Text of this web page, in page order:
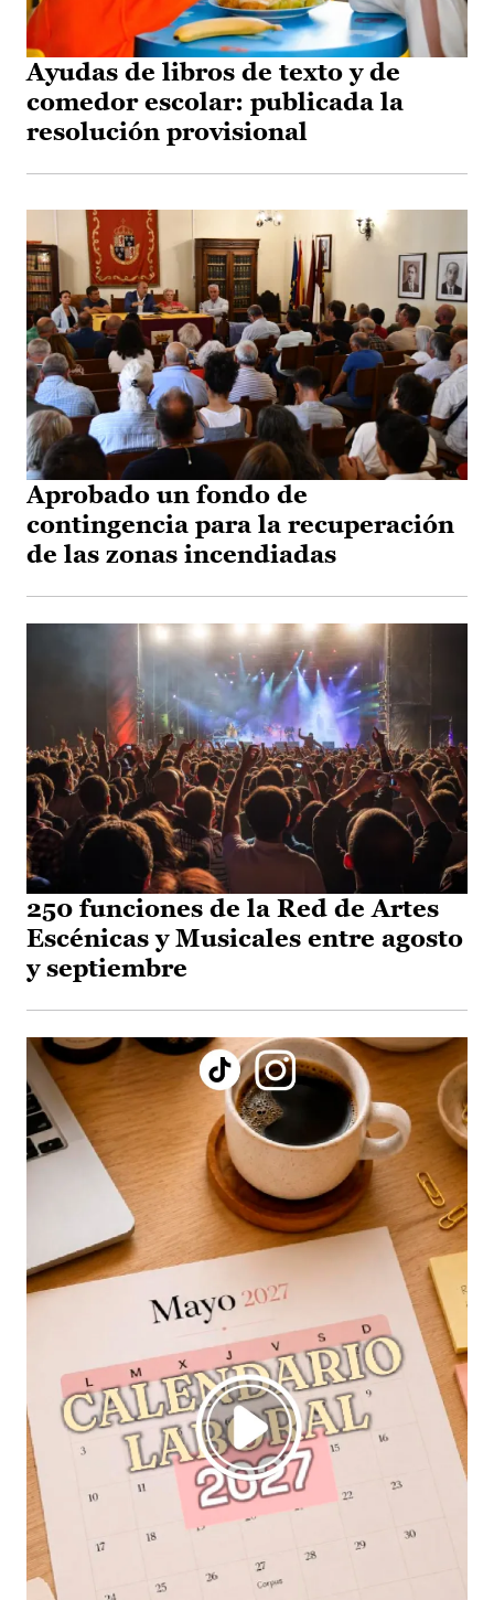
Ayudas de libros de texto y de
comedor escolar: publicada la
resolución provisional
Aprobado un fondo de
contingencia para la recuperación
de las zonas incendiadas
250 funciones de la Red de Artes
Escénicas y Musicales entre agosto
y septiembre